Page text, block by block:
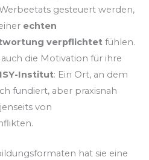
gesteuert werden,
echten
verpflichtet fühlen.
auch die Motivation für ihre
Institut: Ein Ort, an dem
fundiert, aber praxisnah
von
hat sie eine